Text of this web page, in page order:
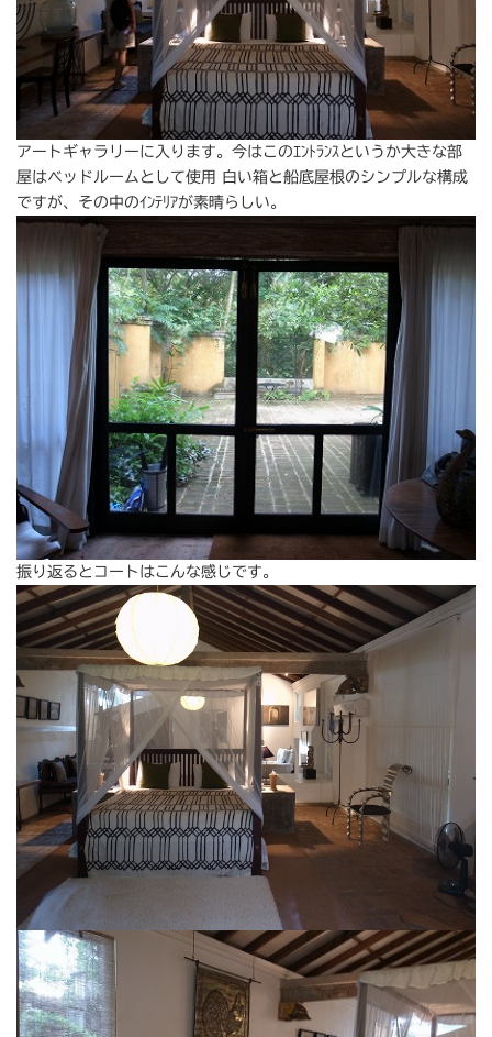
アートギャラリーに入ります。今はこのｴﾝﾄﾗﾝｽというか大きな部
屋はベッドルームとして使用 白い箱と船底屋根のシンプルな構成
ですが、その中のｲﾝﾃﾘｱが素晴らしい。
振り返るとコートはこんな感じです。